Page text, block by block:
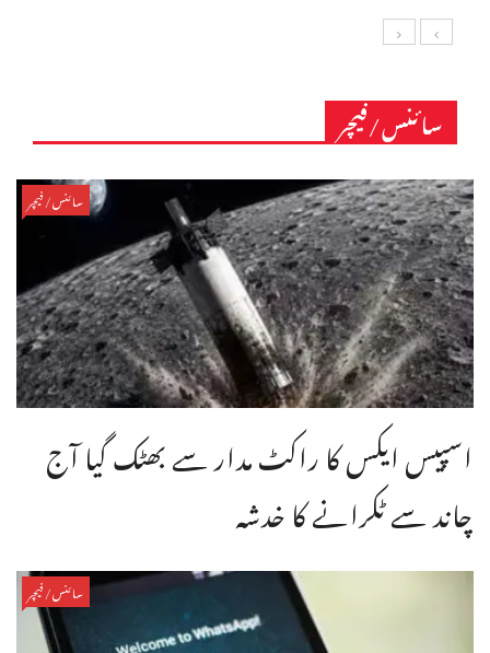
سائنس/فیچر
سائنس/فیچر
اسپیس ایکس کا راکٹ مدار سے بھٹک گیا آج
چاند سے ٹکرانے کا خدشہ
سائنس/فیچر